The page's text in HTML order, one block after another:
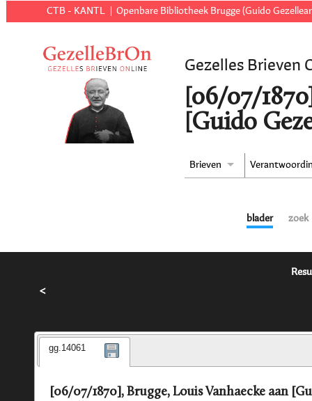
CTB - KANTL Openbare Bibliotheek Brugge (Guido
Gezelles Brieven
[06/07/
[Guido
Brieven
blader zoek
<
gg.14061
[06/07/1870], Brugge, Louis Vanhaecke aan